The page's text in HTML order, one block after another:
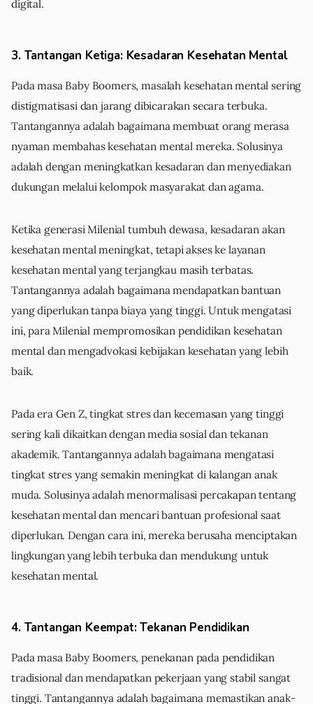
digital.
3. Tantangan Ketiga: Kesadaran Kesehatan Mental
Pada masa Baby Boomers, masalah kesehatan mental sering
distigmatisasi dan jarang dibicarakan secara terbuka.
Tantangannya adalah bagaimana membuat orang merasa
nyaman membahas kesehatan mental mereka. Solusinya
adalah dengan meningkatkan kesadaran dan menyediakan
dukungan melalui kelompok masyarakat dan agama.
Ketika generasi Milenial tumbuh dewasa, kesadaran akan
kesehatan mental meningkat, tetapi akses ke layanan
kesehatan mental yang terjangkau masih terbatas.
Tantangannya adalah bagaimana mendapatkan bantuan
yang diperlukan tanpa biaya yang tinggi. Untuk mengatasi
ini, para Milenial mempromosikan pendidikan kesehatan
mental dan mengadvokasi kebijakan kesehatan yang lebih
baik.
Pada era Gen Z, tingkat stres dan kecemasan yang tinggi
sering kali dikaitkan dengan media sosial dan tekanan
akademik. Tantangannya adalah bagaimana mengatasi
tingkat stres yang semakin meningkat di kalangan anak
muda. Solusinya adalah menormalisasi percakapan tentang
kesehatan mental dan mencari bantuan profesional saat
diperlukan. Dengan cara ini, mereka berusaha menciptakan
lingkungan yang lebih terbuka dan mendukung untuk
kesehatan mental.
4. Tantangan Keempat: Tekanan Pendidikan
Pada masa Baby Boomers, penekanan pada pendidikan
tradisional dan mendapatkan pekerjaan yang stabil sangat
tinggi. Tantangannya adalah bagaimana memastikan anak-